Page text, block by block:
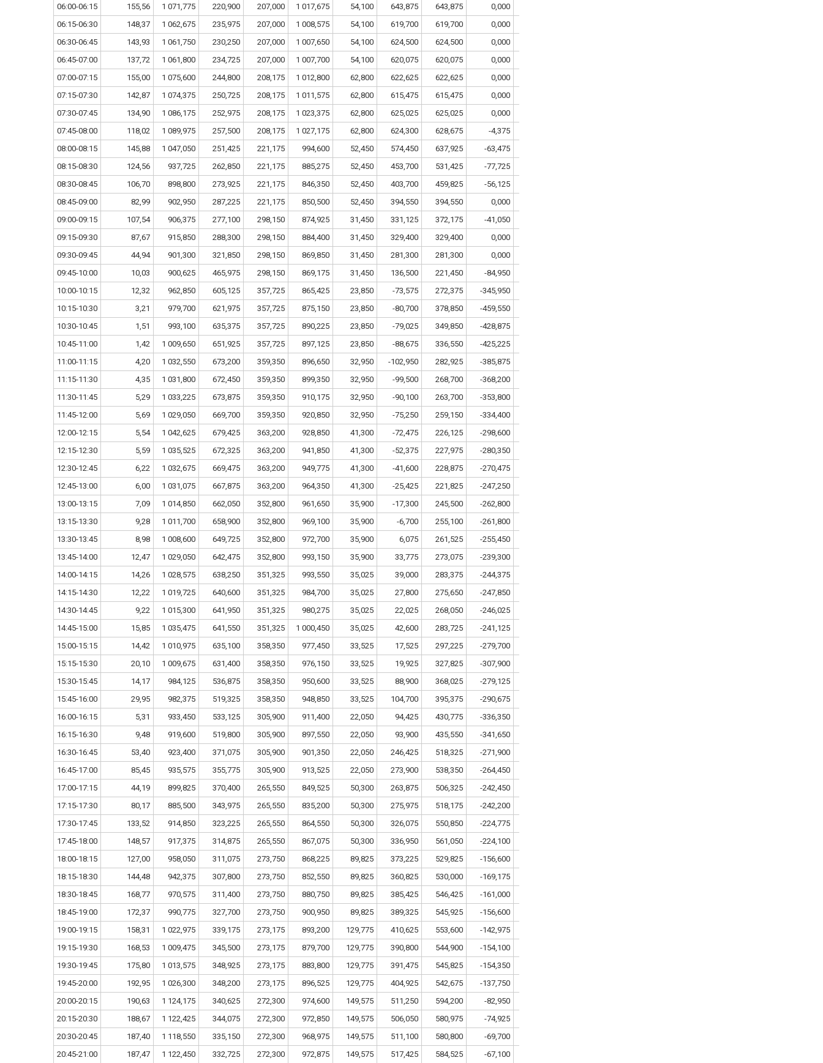
06:00-06:15
155,56 1 071,775 220,900 207,000 1 017,675 54,100 643,875 643,875 0,000
06:15-06:30
148,37 1 062,675 235,975 207,000 1 008,575 54,100 619,700 619,700 0,000
06:30-06:45
143,93 1 061,750 230,250 207,000 1 007,650 54,100 624,500 624,500 0,000
06:45-07:00
137,72 1 061,800 234,725 207,000 1 007,700 54,100 620,075 620,075 0,000
07:00-07:15
155,00 1 075,600 244,800 208,175 1 012,800 62,800 622,625 622,625 0,000
07:15-07:30
142,87 1 074,375 250,725 208,175 1 011,575 62,800 615,475 615,475 0,000
07:30-07:45
134,90 1 086,175 252,975 208,175 1 023,375 62,800 625,025 625,025 0,000
07:45-08:00
118,02 1 089,975 257,500 208,175 1 027,175 62,800 624,300 628,675 -4,375
08:00-08:15
145,88 1 047,050 251,425 221,175 994,600 52,450 574,450 637,925 -63,475
08:15-08:30
124,56 937,725 262,850 221,175 885,275 52,450 453,700 531,425 -77,725
08:30-08:45
106,70 898,800 273,925 221,175 846,350 52,450 403,700 459,825 -56,125
08:45-09:00
82,99 902,950 287,225 221,175 850,500 52,450 394,550 394,550 0,000
09:00-09:15
107,54 906,375 277,100 298,150 874,925 31,450 331,125 372,175 -41,050
09:15-09:30
87,67 915,850 288,300 298,150 884,400 31,450 329,400 329,400 0,000
09:30-09:45
44,94 901,300 321,850 298,150 869,850 31,450 281,300 281,300 0,000
09:45-10:00
10,03 900,625 465,975 298,150 869,175 31,450 136,500 221,450 -84,950
10:00-10:15
12,32 962,850 605,125 357,725 865,425 23,850 -73,575 272,375 -345,950
10:15-10:30
3,21 979,700 621,975 357,725 875,150 23,850 -80,700 378,850 -459,550
10:30-10:45
1,51 993,100 635,375 357,725 890,225 23,850 -79,025 349,850 -428,875
10:45-11:00
1,42 1 009,650 651,925 357,725 897,125 23,850 -88,675 336,550 -425,225
11:00-11:15
4,20 1 032,550 673,200 359,350 896,650 32,950 -102,950 282,925 -385,875
11:15-11:30
4,35 1 031,800 672,450 359,350 899,350 32,950 -99,500 268,700 -368,200
11:30-11:45
5,29 1 033,225 673,875 359,350 910,175 32,950 -90,100 263,700 -353,800
11:45-12:00
5,69 1 029,050 669,700 359,350 920,850 32,950 -75,250 259,150 -334,400
12:00-12:15
5,54 1 042,625 679,425 363,200 928,850 41,300 -72,475 226,125 -298,600
12:15-12:30
5,59 1 035,525 672,325 363,200 941,850 41,300 -52,375 227,975 -280,350
12:30-12:45
6,22 1 032,675 669,475 363,200 949,775 41,300 -41,600 228,875 -270,475
12:45-13:00
6,00 1 031,075 667,875 363,200 964,350 41,300 -25,425 221,825 -247,250
13:00-13:15
7,09 1 014,850 662,050 352,800 961,650 35,900 -17,300 245,500 -262,800
13:15-13:30
9,28 1 011,700 658,900 352,800 969,100 35,900 -6,700 255,100 -261,800
13:30-13:45
8,98 1 008,600 649,725 352,800 972,700 35,900 6,075 261,525 -255,450
13:45-14:00
12,47 1 029,050 642,475 352,800 993,150 35,900 33,775 273,075 -239,300
14:00-14:15
14,26 1 028,575 638,250 351,325 993,550 35,025 39,000 283,375 -244,375
14:15-14:30
12,22 1 019,725 640,600 351,325 984,700 35,025 27,800 275,650 -247,850
14:30-14:45
9,22 1 015,300 641,950 351,325 980,275 35,025 22,025 268,050 -246,025
14:45-15:00
15,85 1 035,475 641,550 351,325 1 000,450 35,025 42,600 283,725 -241,125
15:00-15:15
14,42 1 010,975 635,100 358,350 977,450 33,525 17,525 297,225 -279,700
15:15-15:30
20,10 1 009,675 631,400 358,350 976,150 33,525 19,925 327,825 -307,900
15:30-15:45
14,17 984,125 536,875 358,350 950,600 33,525 88,900 368,025 -279,125
15:45-16:00
29,95 982,375 519,325 358,350 948,850 33,525 104,700 395,375 -290,675
16:00-16:15
5,31 933,450 533,125 305,900 911,400 22,050 94,425 430,775 -336,350
16:15-16:30
9,48 919,600 519,800 305,900 897,550 22,050 93,900 435,550 -341,650
16:30-16:45
53,40 923,400 371,075 305,900 901,350 22,050 246,425 518,325 -271,900
16:45-17:00
85,45 935,575 355,775 305,900 913,525 22,050 273,900 538,350 -264,450
17:00-17:15
44,19 899,825 370,400 265,550 849,525 50,300 263,875 506,325 -242,450
17:15-17:30
80,17 885,500 343,975 265,550 835,200 50,300 275,975 518,175 -242,200
17:30-17:45
133,52 914,850 323,225 265,550 864,550 50,300 326,075 550,850 -224,775
17:45-18:00
148,57 917,375 314,875 265,550 867,075 50,300 336,950 561,050 -224,100
18:00-18:15
127,00 958,050 311,075 273,750 868,225 89,825 373,225 529,825 -156,600
18:15-18:30
144,48 942,375 307,800 273,750 852,550 89,825 360,825 530,000 -169,175
18:30-18:45
168,77 970,575 311,400 273,750 880,750 89,825 385,425 546,425 -161,000
18:45-19:00
172,37 990,775 327,700 273,750 900,950 89,825 389,325 545,925 -156,600
19:00-19:15
158,31 1 022,975 339,175 273,175 893,200 129,775 410,625 553,600 -142,975
19:15-19:30
168,53 1 009,475 345,500 273,175 879,700 129,775 390,800 544,900 -154,100
19:30-19:45
175,80 1 013,575 348,925 273,175 883,800 129,775 391,475 545,825 -154,350
19:45-20:00
192,95 1 026,300 348,200 273,175 896,525 129,775 404,925 542,675 -137,750
20:00-20:15
190,63 1 124,175 340,625 272,300 974,600 149,575 511,250 594,200 -82,950
20:15-20:30
188,67 1 122,425 344,075 272,300 972,850 149,575 506,050 580,975 -74,925
20:30-20:45
187,40 1 118,550 335,150 272,300 968,975 149,575 511,100 580,800 -69,700
20:45-21:00
187,47 1 122,450 332,725 272,300 972,875 149,575 517,425 584,525 -67,100